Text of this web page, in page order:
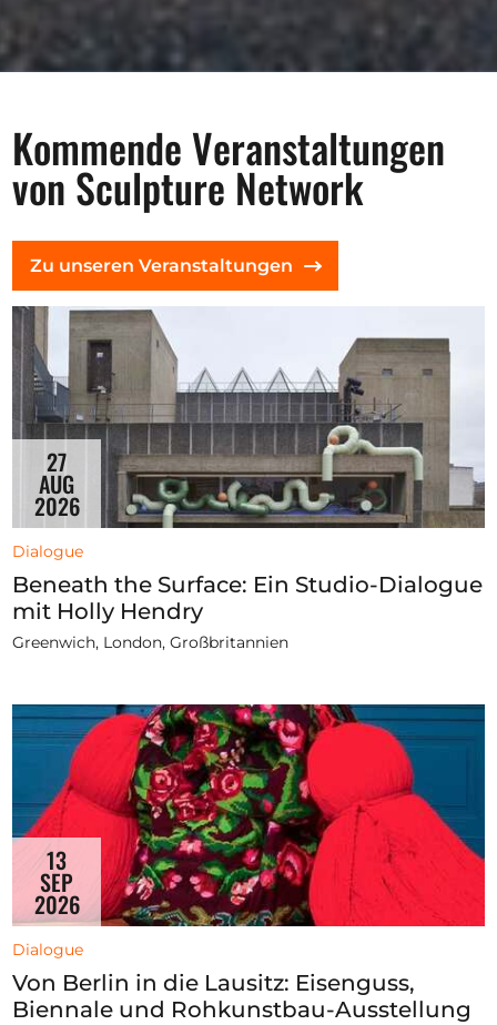
Kommende Veranstaltungen
von Sculpture Network
Zu unseren Veranstaltungen
27
AUG
2026
Dialogue
Beneath the Surface: Ein Studio-Dialogue
mit Holly Hendry
Greenwich, London, Großbritannien
13
SEP
2026
Dialogue
Von Berlin in die Lausitz: Eisenguss,
Biennale und Rohkunstbau-Ausstellung